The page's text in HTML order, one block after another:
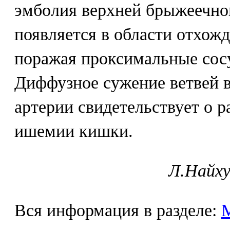
эмболия верхней
появляется в области
поражая проксимальные
Диффузное сужение ветвей
артерии свидетельствует о
ишемии кишки.
Вся информация в разделе: